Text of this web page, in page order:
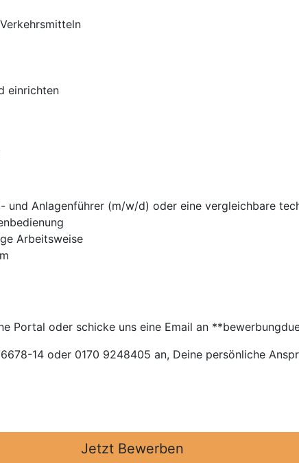
einrichten
und Anlagenführer (m/w/d) oder eine vergleichbare
Arbeitsweise
Portal oder schicke uns eine Email an
14 oder 0170 9248405 an, Deine persönliche
Jetzt Bewerben